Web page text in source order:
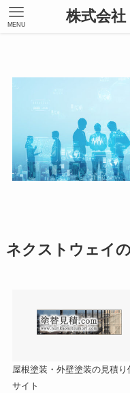
株式会
MENU
ネクストウェイ
屋根塗装・外壁塗装の見積り
サイト